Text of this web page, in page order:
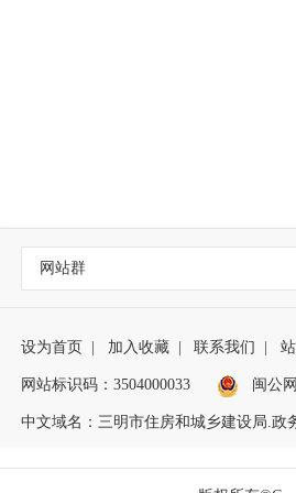
网站群
设为首页 加入收藏 联系我们
网站标识码：3504000033 闽公
中文域名：三明市住房和城乡建设局.政